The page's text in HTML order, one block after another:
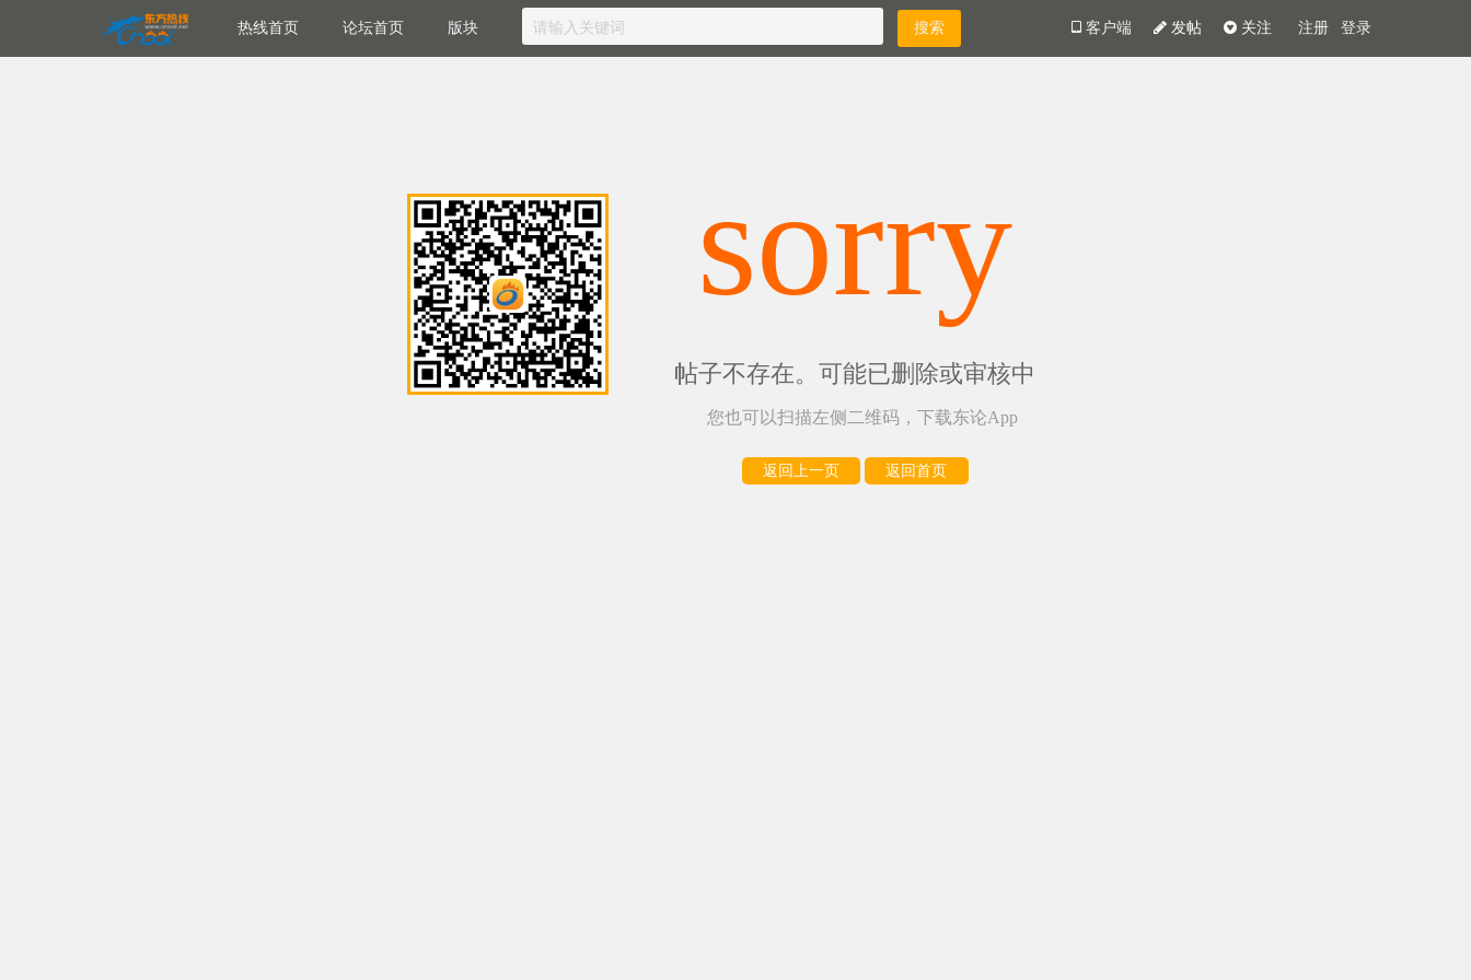
热线首页 论坛首页 版块 注册 登录
关注
发帖
客户端
sorry
帖子不存在。可能已删除或审核中
您也可以扫描左侧二维码，下载东论App
返回上一页 返回首页